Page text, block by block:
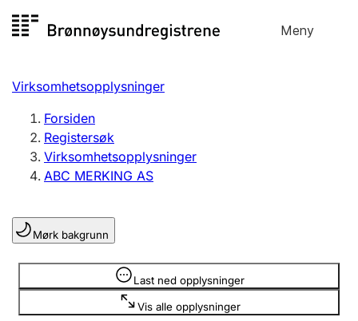
til
Meny
Registersøk
Aksjeselskap
Enkeltpersonforetak
Registrere, endre, slette
Lag og forening
Registrere, endre, slette
Virksomhetsopplysninger
Forsiden
Registersøk
Virksomhetsopplysninger
ABC MERKING AS
Mørk bakgrunn
Last ned opplysninger
Vis alle opplysninger
Opplysninger er skjult